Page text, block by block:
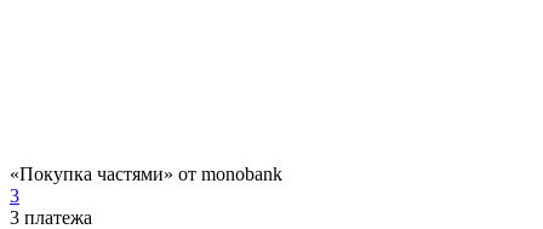
«Покупка частями» от monobank
3
3 платежа